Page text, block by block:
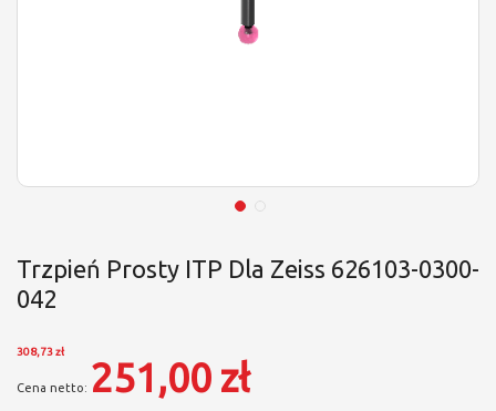
Trzpień Prosty ITP Dla Zeiss 626103-0300-
042
308,73 zł
251,00 zł